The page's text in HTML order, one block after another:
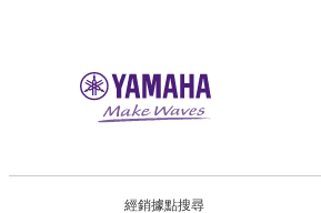
經銷據點搜尋